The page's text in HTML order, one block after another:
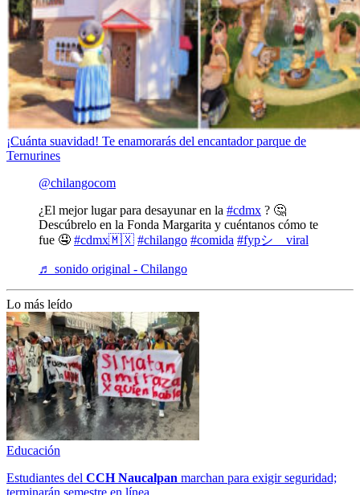
¡Cuánta suavidad! Te enamorarás del encantador parque de
Ternurines
@chilangocom
¿El mejor lugar para desayunar en la #cdmx ? 🤔
Descúbrelo en la Fonda Margarita y cuéntanos cómo te
fue 🤤 #cdmx🇲🇽 #chilango #comida #fypシ゚viral
♬ sonido original - Chilango
Lo más leído
Educación
Estudiantes del CCH Naucalpan marchan para exigir seguridad;